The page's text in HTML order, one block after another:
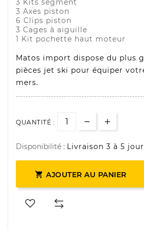
3 Axes piston
6 Clips piston
3 Cages à aiguille
1 Kit pochette haut moteur
Matos import dispose du plus
pièces jet ski pour équiper
mers.
QUANTITÉ :
Disponibilité : Livraison 3 à 5
 AJOUTER AU PANIER